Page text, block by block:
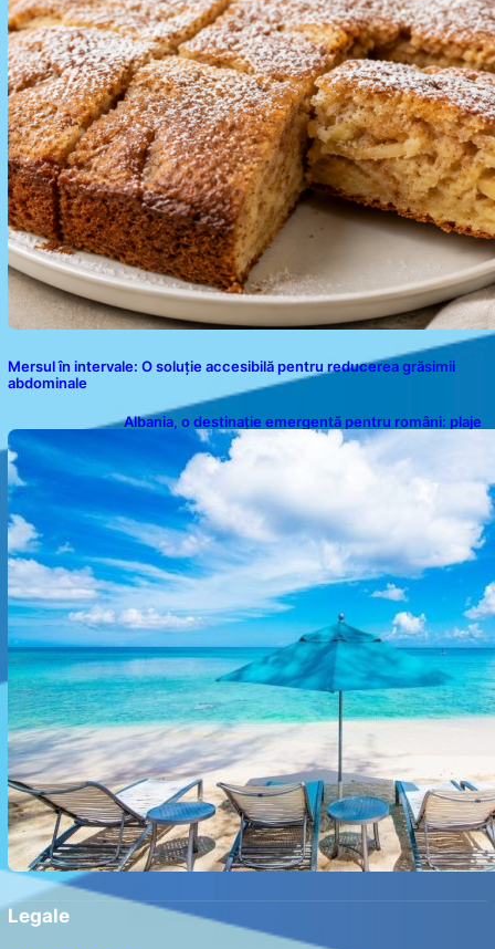
Mersul în intervale: O soluție accesibilă pentru reducerea grăsimii
abdominale
Albania, o destinație emergentă pentru români: plaje
spectaculoase, ape turcoaz și prețuri accesibile
Legale